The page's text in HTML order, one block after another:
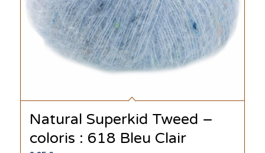
Natural Superkid Tweed –
coloris : 618 Bleu Clair